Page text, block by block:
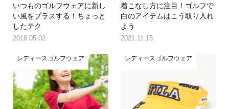
いつものゴルフウェアに新し
い風をプラスする！ちょっと
したテク
2018.05.02
着こなし方に注目！ゴルフで
白のアイテムはこう取り入れ
よう
2021.11.15
レディースゴルフウェア レディースゴルフウェア